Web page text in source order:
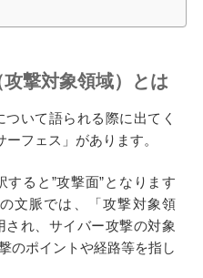
撃対象領域）とは
いて語られる際に出てく
フェス」があります。
ると”攻撃面”となります
文脈では、「攻撃対象領
れ、サイバー攻撃の対象
のポイントや経路等を指し